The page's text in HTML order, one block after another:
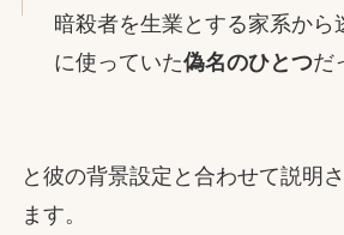
暗殺者を生業とする家系から
に使っていた偽名のひとつだ
と彼の背景設定と合わせて説明
ます。